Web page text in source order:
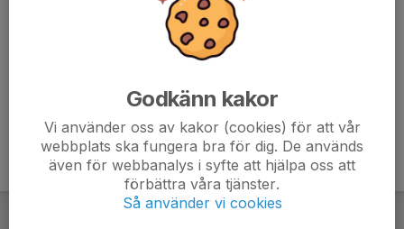
Godkänn kakor
Vi använder oss av kakor (cookies) för att vår
webbplats ska fungera bra för dig. De används
även för webbanalys i syfte att hjälpa oss att
förbättra våra tjänster.
Så använder vi cookies